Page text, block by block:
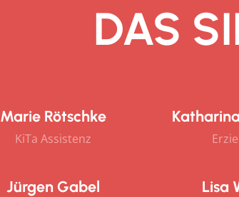
DAS
Marie Rötschke
KiTa Assistenz
Jürgen Gabel Lisa